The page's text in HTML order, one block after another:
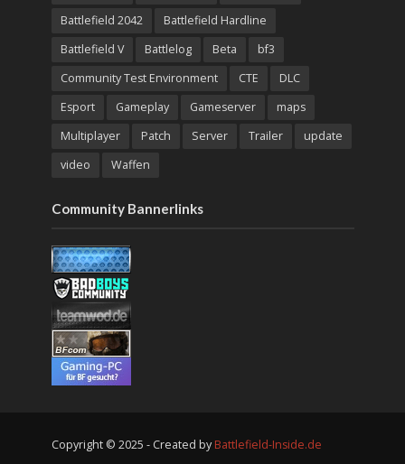
Battlefield 2042
Battlefield Hardline
Battlefield V
Battlelog Beta
bf3
Community Test Environment
CTE
DLC
Esport
Gameplay Gameserver
maps
Multiplayer
Patch Server Trailer
update
video
Waffen
Community Bannerlinks
Copyright © 2025 - Created by Battlefield-Inside.de